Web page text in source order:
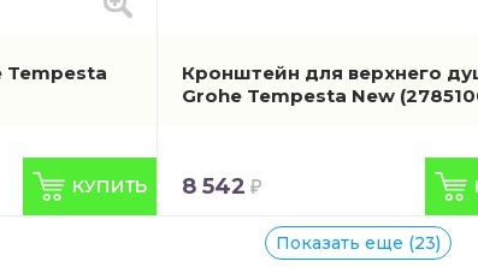
Tempesta
Кронштейн для верхнего
Grohe Tempesta New
8 542
Показать еще (23)